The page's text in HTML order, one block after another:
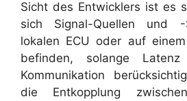
Sicht des Entwicklers ist es
sich Signal-Quellen und
lokalen ECU oder auf
befinden, solange
Kommunikation
die Entkopplung